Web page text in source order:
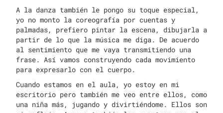
A la danza también le pongo su toque especial,
yo no monto la coreografía por cuentas y
palmadas, prefiero pintar la escena, dibujarla a
partir de lo que la música me diga. De acuerdo
al sentimiento que me vaya transmitiendo una
frase. Así vamos construyendo cada movimiento
para expresarlo con el cuerpo.
Cuando estamos en el aula, yo estoy en mi
escritorio pero también me veo entre ellos, como
una niña más, jugando y divirtiéndome. Ellos son